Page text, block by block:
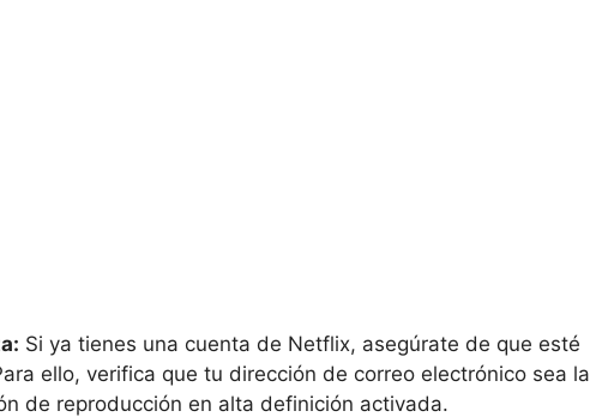
Si ya tienes una cuenta de Netflix, asegúrate de que esté
ello, verifica que tu dirección de correo electrónico sea la
de reproducción en alta definición activada.